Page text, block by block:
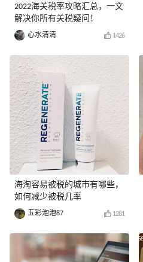
2022海关税率攻略汇总，一文
解决你所有关税疑问！
心水清清 1426
海淘容易被税的城市有哪些，
如何减少被税几率
五彩泡泡87 1281